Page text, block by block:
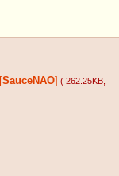
[SauceNAO] ( 262.25KB